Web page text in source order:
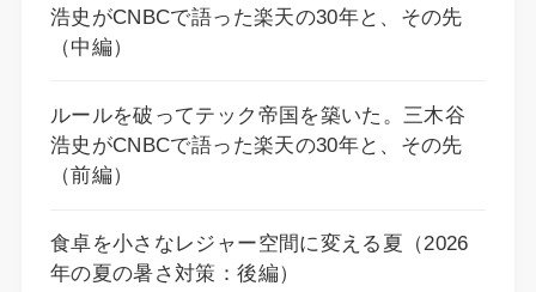
浩史がCNBCで語った楽天の30年と、その先
（中編）
ルールを破ってテック帝国を築いた。三木谷
浩史がCNBCで語った楽天の30年と、その先
（前編）
食卓を小さなレジャー空間に変える夏（2026
年の夏の暑さ対策：後編）